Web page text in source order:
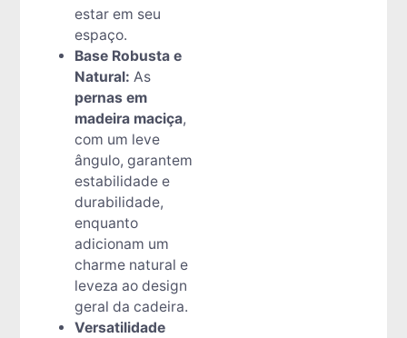
estar em seu
espaço.
Base Robusta e
Natural: As
pernas em
madeira maciça,
com um leve
ângulo, garantem
estabilidade e
durabilidade,
enquanto
adicionam um
charme natural e
leveza ao design
geral da cadeira.
Versatilidade